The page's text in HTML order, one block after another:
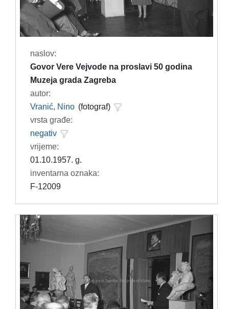
naslov:
Govor Vere Vejvode na proslavi 50 godina
Muzeja grada Zagreba
autor:
Vranić, Nino (fotograf)
vrsta građe:
negativ
vrijeme:
01.10.1957. g.
inventarna oznaka:
F-12009